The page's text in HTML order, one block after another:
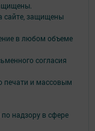
сайте, защищены
в любом объеме
согласия
печати и массовым
надзору в сфере